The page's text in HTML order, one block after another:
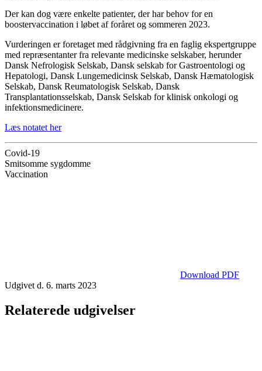
Der kan dog være enkelte patienter, der har behov for en
boostervaccination i løbet af foråret og sommeren 2023.
Vurderingen er foretaget med rådgivning fra en faglig ekspertgruppe
med repræsentanter fra relevante medicinske selskaber, herunder
Dansk Nefrologisk Selskab, Dansk selskab for Gastroentologi og
Hepatologi, Dansk Lungemedicinsk Selskab, Dansk Hæmatologisk
Selskab, Dansk Reumatologisk Selskab, Dansk
Transplantationsselskab, Dansk Selskab for klinisk onkologi og
infektionsmedicinere.
Læs notatet her
Covid-19
Smitsomme sygdomme
Vaccination
Download PDF
Udgivet d. 6. marts 2023
Relaterede udgivelser